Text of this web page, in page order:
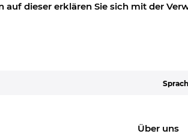
dieser erklären Sie sich mit der
Über uns
möchten: